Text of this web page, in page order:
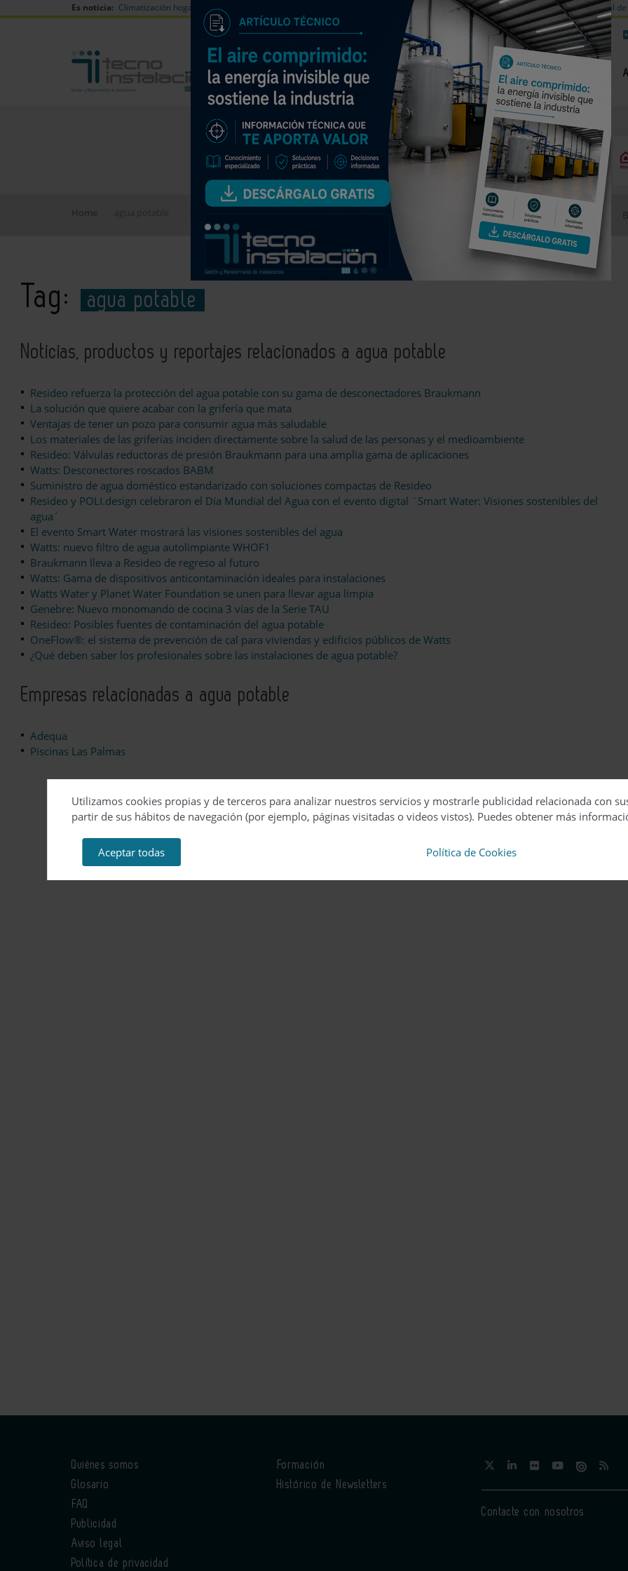
Es noticia: Climatización hogares verano Válvulas de equilibrado para sistemas calefacción Día mundial
NOTICIAS PRODUCTOS
EMPRESAS PREMIUM
Tag: agua potable
Noticias, productos y reportajes relacionados a agua potable
Resideo refuerza la protección del agua potable con su gama de desconectadores Braukmann
La solución que quiere acabar con la grifería que mata
Ventajas de tener un pozo para consumir agua más saludable
Los materiales de las griferías inciden directamente sobre la salud de las personas y el medioambiente
Resideo: Válvulas reductoras de presión Braukmann para una amplia gama de aplicaciones
Watts: Desconectores roscados BABM
Suministro de agua doméstico estandarizado con soluciones compactas de Resideo
Resideo y POLI.design celebraron el Día Mundial del Agua con el evento digital ´Smart Water: Visiones sostenibles del
agua´
El evento Smart Water mostrará las visiones sostenibles del agua
Watts: nuevo filtro de agua autolimpiante WHOF1
Braukmann lleva a Resideo de regreso al futuro
Watts: Gama de dispositivos anticontaminación ideales para instalaciones
Watts Water y Planet Water Foundation se unen para llevar agua limpia
Genebre: Nuevo monomando de cocina 3 vías de la Serie TAU
Resideo: Posibles fuentes de contaminación del agua potable
OneFlow®: el sistema de prevención de cal para viviendas y edificios públicos de Watts
¿Qué deben saber los profesionales sobre las instalaciones de agua potable?
Empresas relacionadas a agua potable
Adequa
Piscinas Las Palmas
Quiénes somos
Glosario
FAQ
Publicidad
Aviso legal
Política de privacidad
Formación
Histórico de Newsletters
Contacte con nosotros
Utilizamos cookies propias y de terceros para analizar nuestros servicios y mostrarle publicidad relacionada con
partir de sus hábitos de navegación (por ejemplo, páginas visitadas o videos vistos). Puedes obtener más
Aceptar todas Política de Cookies